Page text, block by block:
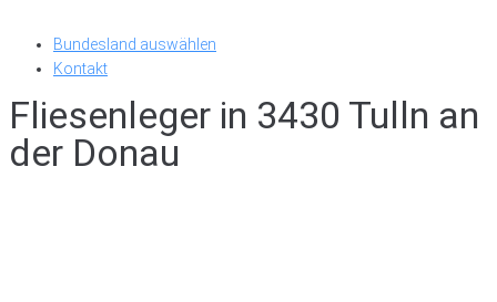
Bundesland auswählen
Kontakt
Fliesenleger in 3430 Tulln an
der Donau